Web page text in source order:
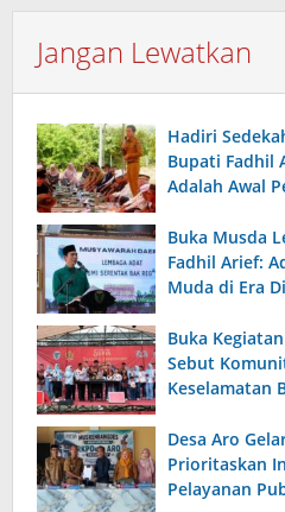
Jangan Lewatkan
Hadiri
Bupati Fadhil
Adalah Awal
Buka Musda
Fadhil Arief:
Muda di Era
Buka
Sebut
Keselamatan
Desa Aro
Prioritaskan
Pelayanan